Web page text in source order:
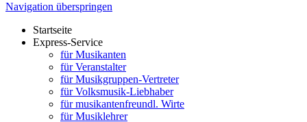
Navigation überspringen
Startseite
Express-Service
für Musikanten
für Veranstalter
für Musikgruppen-Vertreter
für Volksmusik-Liebhaber
für musikantenfreundl. Wirte
für Musiklehrer